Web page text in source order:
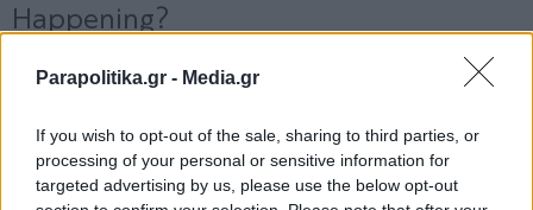
Parapolitika.gr - Media.gr
If you wish to opt-out of the sale, sharing to third parties, or
processing of your personal or sensitive information for
targeted advertising by us, please use the below opt-out